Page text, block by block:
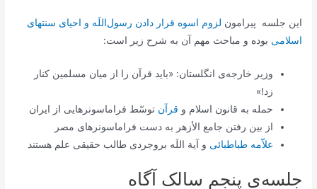
این جلسه پیرامون لزوم اسوه قرار دادن رسول‌اللَه و احیاى سنت‏هاى
اسلامى بوده و مباحث مهم آن به شرح زیر است:
وزیر خارجه‌ی انگلستان: «باید قرآن را از میان مسلمین کنار
زد!»
حمله به قانون اسلام و قرآن توسّط فراماسونرهایی از ایران
از بین رفتن جامع الأزهر به دست فراماسونرهای مصر
علاّمه طباطبائی و آیة اللَه بروجردی طالب حقیقی علم هستند
جلسه‌ی پنجم سالک آگاه